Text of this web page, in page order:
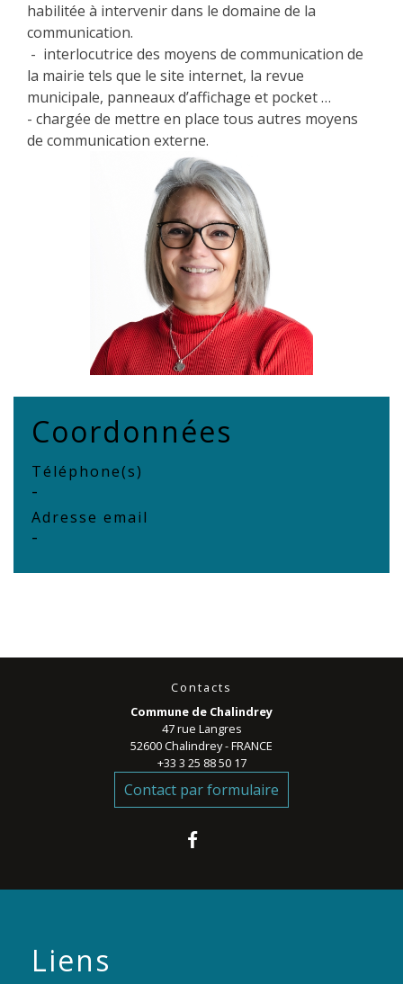
habilitée à intervenir dans le domaine de la
communication.
- interlocutrice des moyens de communication de
la mairie tels que le site internet, la revue
municipale, panneaux d’affichage et pocket …
- chargée de mettre en place tous autres moyens
de communication externe.
Coordonnées
Téléphone(s)
-
Adresse email
-
Contacts
Commune de Chalindrey
47 rue Langres
52600 Chalindrey - FRANCE
+33 3 25 88 50 17
Contact par formulaire
Liens